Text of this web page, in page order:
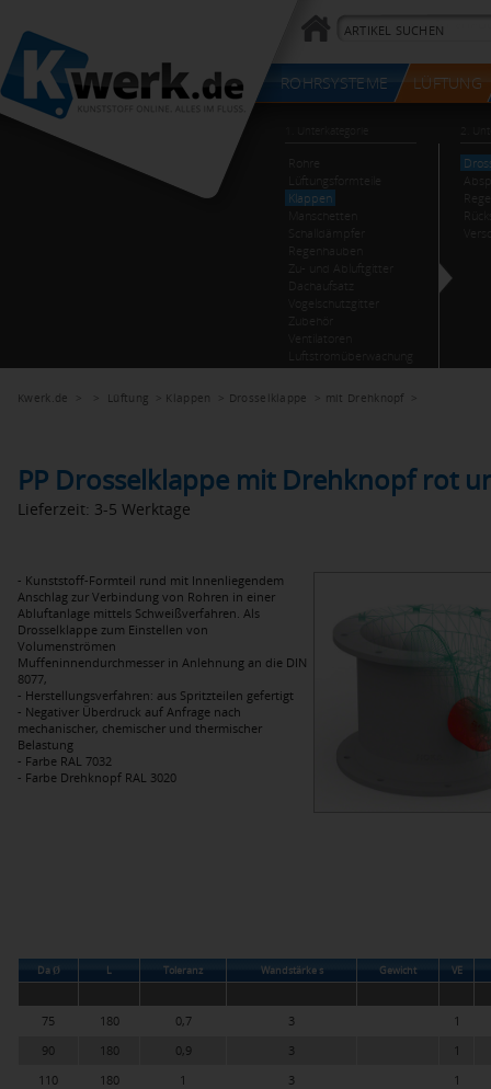
Kwerk.de > > Lüftung > Klappen > Drosselklappe > mit Drehknopf >
PP Drosselklappe mit Drehknopf rot
Lieferzeit: 3-5 Werktage
- Kunststoff-Formteil rund mit Innenliegendem
Anschlag zur Verbindung von Rohren in einer
Abluftanlage mittels Schweißverfahren. Als
Drosselklappe zum Einstellen von
Volumenströmen
Muffeninnendurchmesser in Anlehnung an die DIN
8077,
- Herstellungsverfahren: aus Spritzteilen gefertigt
- Negativer Überdruck auf Anfrage nach
mechanischer, chemischer und thermischer
Belastung
- Farbe RAL 7032
- Farbe Drehknopf RAL 3020
Da Ø L Toleranz Wandstärke s Gewicht VE
75 180 0,7 3
1
90
180 0,9 3
1
110
180 1 3
1